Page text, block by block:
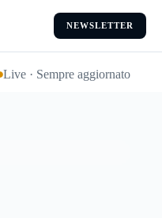
NEWSLETTER
Live · Sempre aggiornato